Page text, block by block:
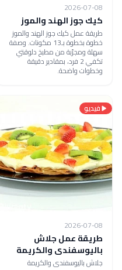
2026-07-08
كيك جوز الهند والموز
طريقة عمل كيك جوز الهند والموز
خطوة بخطوة بـ13 مكونات. وصفة
سهلة ومجرّبة من مطبخ دلوقتي
تكفي 2 فرد، بمقادير دقيقة
وخطوات واضحة.
فيديو
2026-07-08
طريقة عمل جلاش
باليوسفندى والكريمة
جلاش باليوسفندى والكريمة